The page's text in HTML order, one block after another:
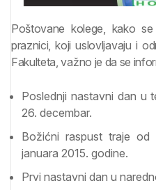
Poštovane kolege, kako
praznici, koji uslovljavaju i
Fakulteta, važno je da se
Poslednji nastavni dan u
26. decembar.
Božićni raspust traje od
januara 2015. godine.
Prvi nastavni dan u